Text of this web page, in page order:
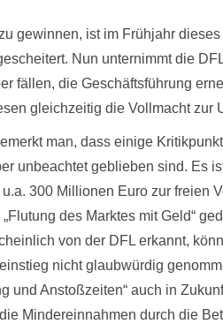
gewinnen, ist im Frühjahr
Nun unternimmt die
fällen, die Geschäftsführung
gleichzeitig die Vollmacht zur
man, dass einige
unbeachtet geblieben sind. Es
300 Millionen Euro zur freien
des Marktes mit Geld“
von der DFL erkannt,
nicht glaubwürdig
und Anstoßzeiten“ auch in
Mindereinnahmen durch die